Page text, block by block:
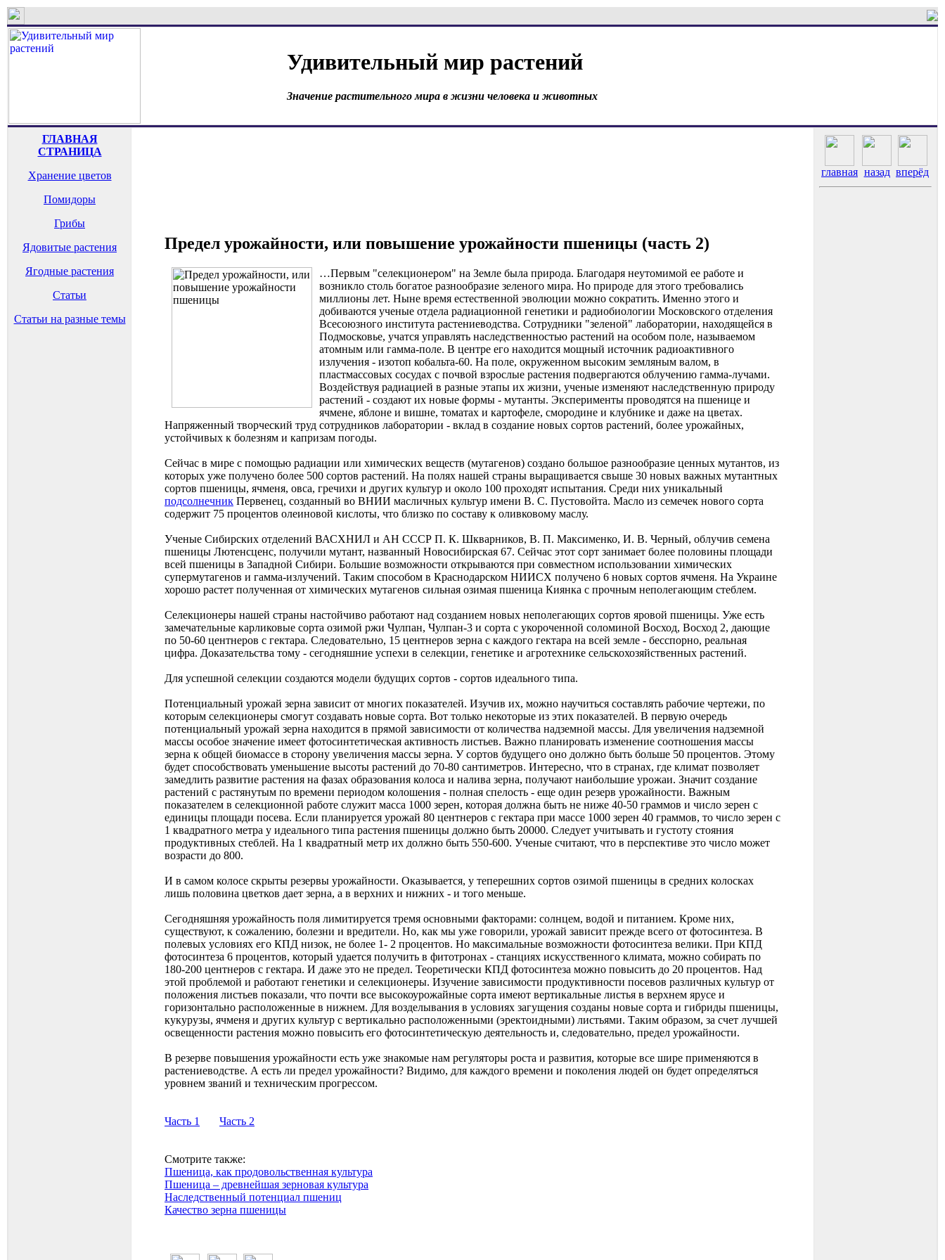
Удивительный мир растений
Значение растительного мира в жизни человека и животных
ГЛАВНАЯ
СТРАНИЦА
Хранение цветов
Помидоры
Грибы
Ядовитые растения
Ягодные растения
Статьи
Статьи на разные темы
Предел урожайности, или повышение урожайности пшеницы (часть 2)
…Первым "селекционером" на Земле была природа. Благодаря неутомимой ее работе и
возникло столь богатое разнообразие зеленого мира. Но природе для этого требовались
миллионы лет. Ныне время естественной эволюции можно сократить. Именно этого и
добиваются ученые отдела радиационной генетики и радиобиологии Московского отделения
Всесоюзного института растениеводства. Сотрудники "зеленой" лаборатории, находящейся в
Подмосковье, учатся управлять наследственностью растений на особом поле, называемом
атомным или гамма-поле. В центре его находится мощный источник радиоактивного
излучения - изотоп кобальта-60. На поле, окруженном высоким земляным валом, в
пластмассовых сосудах с почвой взрослые растения подвергаются облучению гамма-лучами.
Воздействуя радиацией в разные этапы их жизни, ученые изменяют наследственную природу
растений - создают их новые формы - мутанты. Эксперименты проводятся на пшенице и
ячмене, яблоне и вишне, томатах и картофеле, смородине и клубнике и даже на цветах.
Напряженный творческий труд сотрудников лаборатории - вклад в создание новых сортов растений, более урожайных,
устойчивых к болезням и капризам погоды.
Сейчас в мире с помощью радиации или химических веществ (мутагенов) создано большое разнообразие ценных мутантов, из
которых уже получено более 500 сортов растений. На полях нашей страны выращивается свыше 30 новых важных мутантных
сортов пшеницы, ячменя, овса, гречихи и других культур и около 100 проходят испытания. Среди них уникальный
подсолнечник Первенец, созданный во ВНИИ масличных культур имени В. С. Пустовойта. Масло из семечек нового сорта
содержит 75 процентов олеиновой кислоты, что близко по составу к оливковому маслу.
Ученые Сибирских отделений ВАСХНИЛ и АН СССР П. К. Шкварников, В. П. Максименко, И. В. Черный, облучив семена
пшеницы Лютенсценс, получили мутант, названный Новосибирская 67. Сейчас этот сорт занимает более половины площади
всей пшеницы в Западной Сибири. Большие возможности открываются при совместном использовании химических
супермутагенов и гамма-излучений. Таким способом в Краснодарском НИИСХ получено 6 новых сортов ячменя. На Украине
хорошо растет полученная от химических мутагенов сильная озимая пшеница Киянка с прочным неполегающим стеблем.
Селекционеры нашей страны настойчиво работают над созданием новых неполегающих сортов яровой пшеницы. Уже есть
замечательные карликовые сорта озимой ржи Чулпан, Чулпан-3 и сорта с укороченной соломиной Восход, Восход 2, дающие
по 50-60 центнеров с гектара. Следовательно, 15 центнеров зерна с каждого гектара на всей земле - бесспорно, реальная
цифра. Доказательства тому - сегодняшние успехи в селекции, генетике и агротехнике сельскохозяйственных растений.
Для успешной селекции создаются модели будущих сортов - сортов идеального типа.
Потенциальный урожай зерна зависит от многих показателей. Изучив их, можно научиться составлять рабочие чертежи, по
которым селекционеры смогут создавать новые сорта. Вот только некоторые из этих показателей. В первую очередь
потенциальный урожай зерна находится в прямой зависимости от количества надземной массы. Для увеличения надземной
массы особое значение имеет фотосинтетическая активность листьев. Важно планировать изменение соотношения массы
зерна к общей биомассе в сторону увеличения массы зерна. У сортов будущего оно должно быть больше 50 процентов. Этому
будет способствовать уменьшение высоты растений до 70-80 сантиметров. Интересно, что в странах, где климат позволяет
замедлить развитие растения на фазах образования колоса и налива зерна, получают наибольшие урожаи. Значит создание
растений с растянутым по времени периодом колошения - полная спелость - еще один резерв урожайности. Важным
показателем в селекционной работе служит масса 1000 зерен, которая должна быть не ниже 40-50 граммов и число зерен с
единицы площади посева. Если планируется урожай 80 центнеров с гектара при массе 1000 зерен 40 граммов, то число зерен с
1 квадратного метра у идеального типа растения пшеницы должно быть 20000. Следует учитывать и густоту стояния
продуктивных стеблей. На 1 квадратный метр их должно быть 550-600. Ученые считают, что в перспективе это число может
возрасти до 800.
И в самом колосе скрыты резервы урожайности. Оказывается, у теперешних сортов озимой пшеницы в средних колосках
лишь половина цветков дает зерна, а в верхних и нижних - и того меньше.
Сегодняшняя урожайность поля лимитируется тремя основными факторами: солнцем, водой и питанием. Кроме них,
существуют, к сожалению, болезни и вредители. Но, как мы уже говорили, урожай зависит прежде всего от фотосинтеза. В
полевых условиях его КПД низок, не более 1- 2 процентов. Но максимальные возможности фотосинтеза велики. При КПД
фотосинтеза 6 процентов, который удается получить в фитотронах - станциях искусственного климата, можно собирать по
180-200 центнеров с гектара. И даже это не предел. Теоретически КПД фотосинтеза можно повысить до 20 процентов. Над
этой проблемой и работают генетики и селекционеры. Изучение зависимости продуктивности посевов различных культур от
положения листьев показали, что почти все высокоурожайные сорта имеют вертикальные листья в верхнем ярусе и
горизонтально расположенные в нижнем. Для возделывания в условиях загущения созданы новые сорта и гибриды пшеницы,
кукурузы, ячменя и других культур с вертикально расположенными (эректоидными) листьями. Таким образом, за счет лучшей
освещенности растения можно повысить его фотосинтетическую деятельность и, следовательно, предел урожайности.
В резерве повышения урожайности есть уже знакомые нам регуляторы роста и развития, которые все шире применяются в
растениеводстве. А есть ли предел урожайности? Видимо, для каждого времени и поколения людей он будет определяться
уровнем званий и техническим прогрессом.
Часть 1 Часть 2
Смотрите также:
Пшеница, как продовольственная культура
Пшеница – древнейшая зерновая культура
Наследственный потенциал пшениц
Качество зерна пшеницы
главная назад вперёд